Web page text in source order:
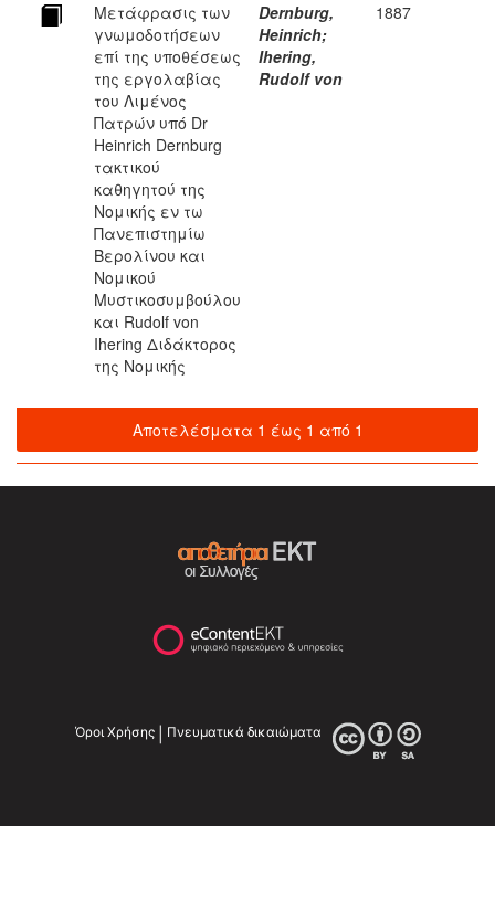
Μετάφρασις των
γνωμοδοτήσεων
επί της υποθέσεως
της εργολαβίας
του Λιμένος
Πατρών υπό Dr
Heinrich Dernburg
τακτικού
καθηγητού της
Νομικής εν τω
Πανεπιστημίω
Βερολίνου και
Νομικού
Μυστικοσυμβούλου
και Rudolf von
Ihering Διδάκτορος
της Νομικής
Dernburg,
Heinrich;
Ihering,
Rudolf von
1887
Αποτελέσματα 1 έως 1 από 1